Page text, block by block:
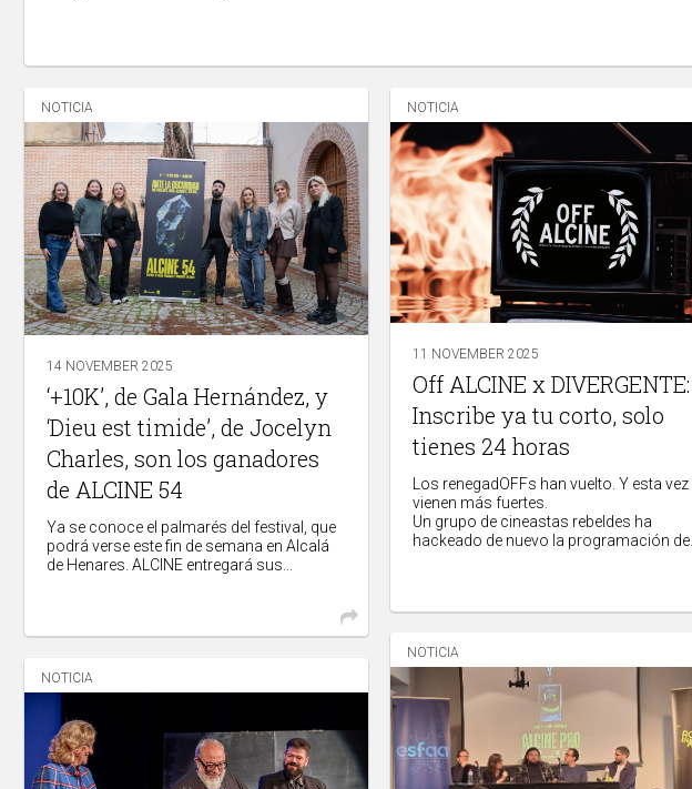
NOTICIA
14 NOVEMBER 2025
‘+10K’, de Gala Hernández, y
‘Dieu est timide’, de Jocelyn
Charles, son los ganadores
de ALCINE 54
Ya se conoce el palmarés del festival, que
podrá verse este fin de semana en Alcalá
de Henares. ALCINE entregará sus...
NOTICIA
11 NOVEMBER 2025
Off ALCINE x DIVERGENTE:
Inscribe ya tu corto, solo
tienes 24 horas
Los renegadOFFs han vuelto. Y esta vez
vienen más fuertes.
Un grupo de cineastas rebeldes ha
hackeado de nuevo la programación de...
NOTICIA
NOTICIA